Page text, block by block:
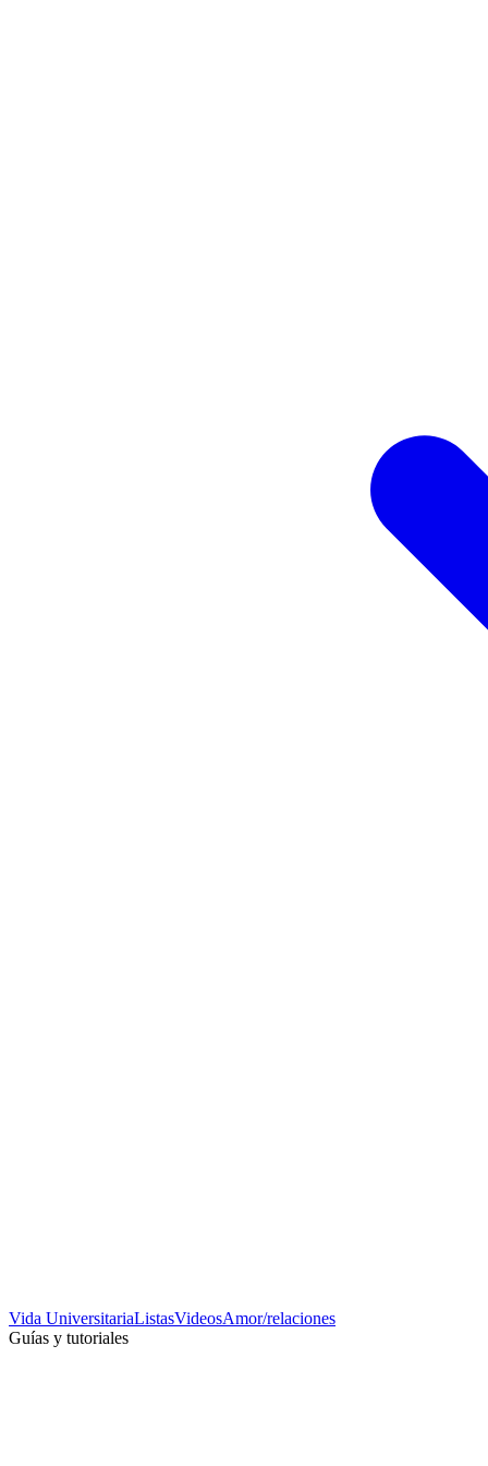
Vida UniversitariaListasVideosAmor/relaciones
Guías y tutoriales